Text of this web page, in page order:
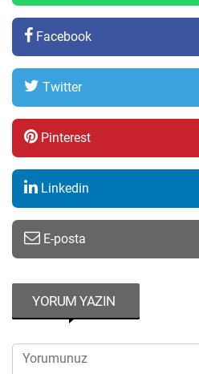
Facebook
Twitter
Pinterest
Linkedin
E-posta
YORUM YAZIN